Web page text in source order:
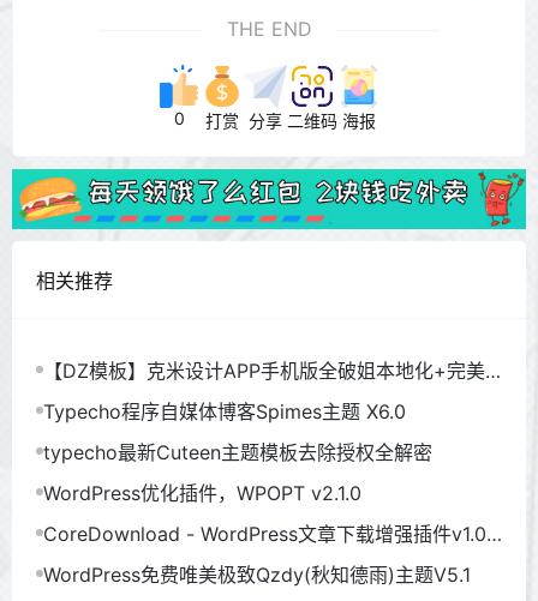
THE END
0 打赏 分享 二维码 海报
相关推荐
【DZ模板】克米设计APP手机版全破姐本地化+完美
使用
Typecho程序自媒体博客Spimes主题 X6.0
typecho最新Cuteen主题模板去除授权全解密
WordPress优化插件，WPOPT v2.1.0
CoreDownload - WordPress文章下载增强插件v1.0.
WordPress免费唯美极致Qzdy(秋知德雨)主题V5.1